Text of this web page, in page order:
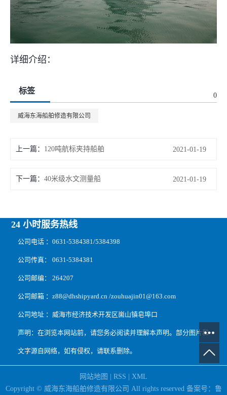
详细介绍：
标签
0
威海东海船舶修造有限公司
上一篇： 120吨航标夹持船舶 2021-01-19
下一篇：40米级水文测量船 2021-01-19
24 小时服务热线
公司电话 ：0631-5384381/5384398
公司传真： 0631-5384381
公司邮编： 264207
公司邮箱 ：z88@dhshipyard.cn /zouhuajin01@163.com
公司地址 ：威海市经济技术开发区崮山镇皂埠口
声明：在浏览本网站前，请您务必阅读并理解本声明。部分图片和
文字源自网络，如有侵权，请联系删除。
网站地图 RSS
XML
Copyright © 威海东海船舶修造有限公司 All rights reserved 备案号： 鲁